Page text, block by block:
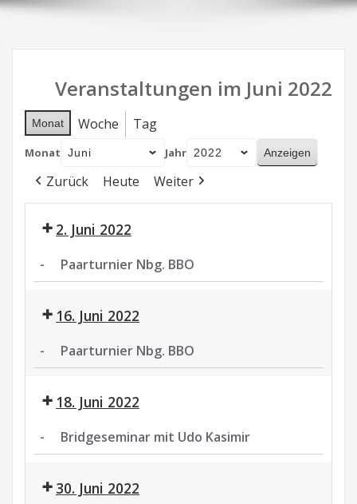
Veranstaltungen im Juni 2022
Monat Woche Tag
Monat Jahr
Zurück Heute Weiter
2. Juni 2022
- Paarturnier Nbg. BBO
Nbg.
BBO 16. Juni 2022
- Paarturnier Nbg. BBO
Nbg.
BBO 18. Juni 2022
- Bridgeseminar mit Udo Kasimir
mit
Udo 30. Juni 2022